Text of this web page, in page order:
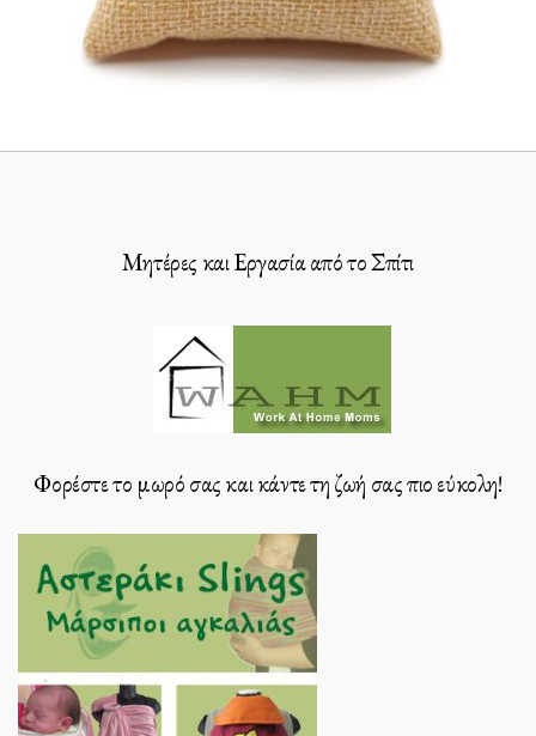
Μητέρες και Εργασία από το Σπίτι
Φορέστε το μωρό σας και κάντε τη ζωή σας πιο εύκολη!